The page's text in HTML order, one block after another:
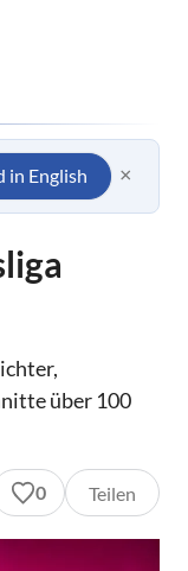
in English ×
über 100
0 Teilen